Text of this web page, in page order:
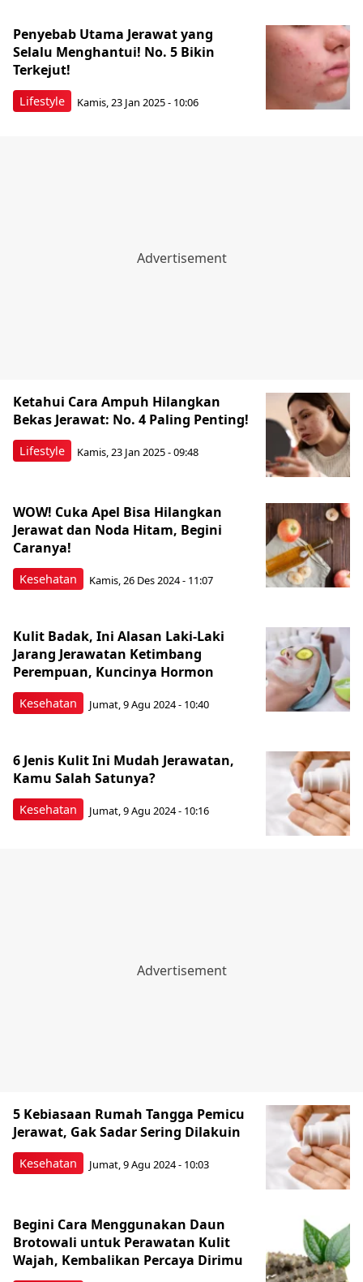
Lifestyle
Penyebab Utama Jerawat yang
Selalu Menghantui! No. 5 Bikin
Terkejut!
Kamis, 23 Jan 2025 - 10:06
Lifestyle
Ketahui Cara Ampuh Hilangkan
Bekas Jerawat: No. 4 Paling Penting!
Kamis, 23 Jan 2025 - 09:48
Kesehatan
WOW! Cuka Apel Bisa Hilangkan
Jerawat dan Noda Hitam, Begini
Caranya!
Kamis, 26 Des 2024 - 11:07
Kesehatan
Kulit Badak, Ini Alasan Laki-Laki
Jarang Jerawatan Ketimbang
Perempuan, Kuncinya Hormon
Jumat, 9 Agu 2024 - 10:40
Kesehatan
6 Jenis Kulit Ini Mudah Jerawatan,
Kamu Salah Satunya?
Jumat, 9 Agu 2024 - 10:16
Kesehatan
5 Kebiasaan Rumah Tangga Pemicu
Jerawat, Gak Sadar Sering Dilakuin
Jumat, 9 Agu 2024 - 10:03
Begini Cara Menggunakan Daun
Brotowali untuk Perawatan Kulit
Wajah, Kembalikan Percaya Dirimu